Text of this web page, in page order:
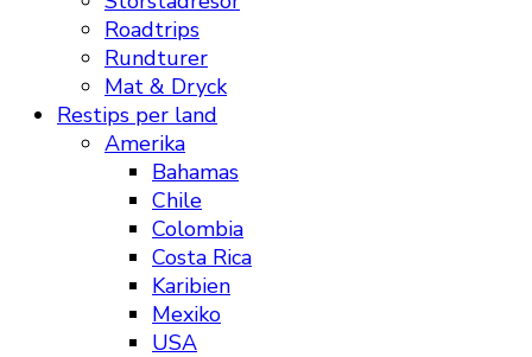
Roadtrips
Rundturer
Mat & Dryck
Restips per land
Amerika
Bahamas
Chile
Colombia
Costa Rica
Karibien
Mexiko
USA